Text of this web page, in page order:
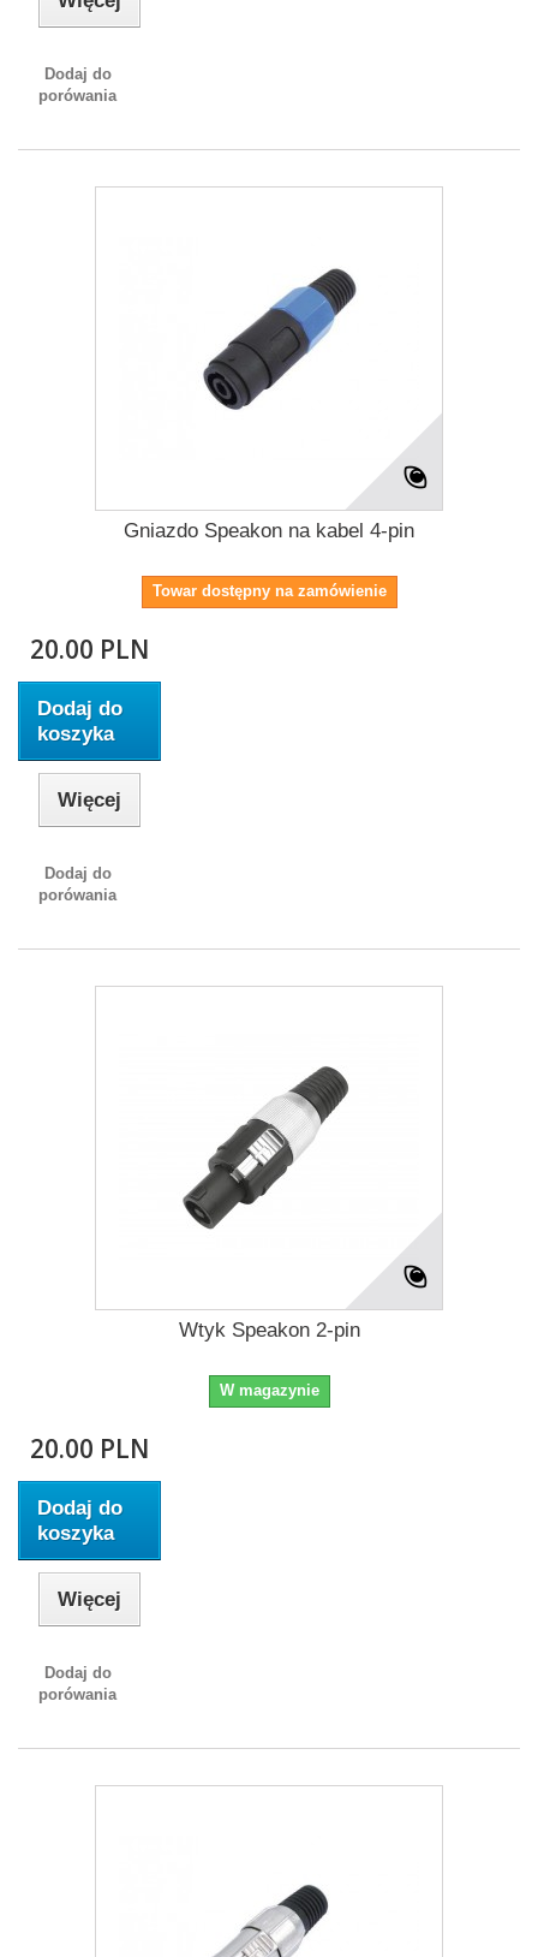
Dodaj do
porówania
Gniazdo Speakon na kabel 4-pin
Towar dostępny na zamówienie
20.00 PLN
Dodaj do
koszyka
Więcej
Dodaj do
porówania
Wtyk Speakon 2-pin
W magazynie
20.00 PLN
Dodaj do
koszyka
Więcej
Dodaj do
porówania